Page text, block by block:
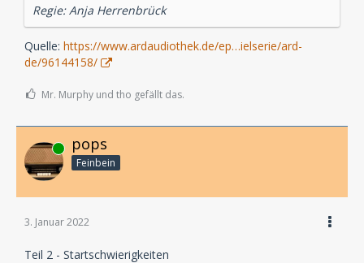
Regie: Anja Herrenbrück
Quelle: https://www.ardaudiothek.de/ep…ielserie/ard-
de/96144158/
Mr. Murphy und tho gefällt das.
Online pops
Feinbein
3. Januar 2022
Teil 2 - Startschwierigkeiten